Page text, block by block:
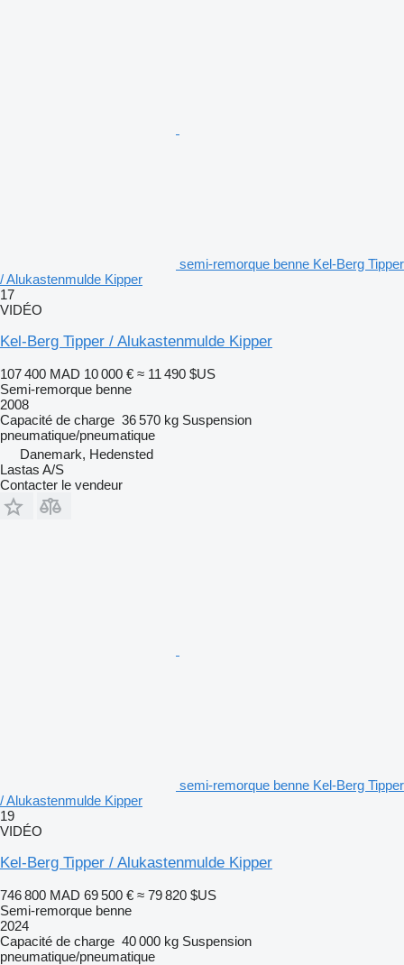
semi-remorque benne Kel-Berg Tipper
/ Alukastenmulde Kipper
17
VIDÉO
Kel-Berg Tipper / Alukastenmulde Kipper
107 400 MAD 10 000 € ≈ 11 490 $US
Semi-remorque benne
2008
Capacité de charge 36 570 kg Suspension
pneumatique/pneumatique
Danemark, Hedensted
Lastas A/S
Contacter le vendeur
semi-remorque benne Kel-Berg Tipper
/ Alukastenmulde Kipper
19
VIDÉO
Kel-Berg Tipper / Alukastenmulde Kipper
746 800 MAD 69 500 € ≈ 79 820 $US
Semi-remorque benne
2024
Capacité de charge 40 000 kg Suspension
pneumatique/pneumatique